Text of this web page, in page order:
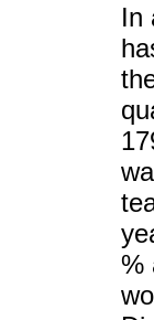
In
%